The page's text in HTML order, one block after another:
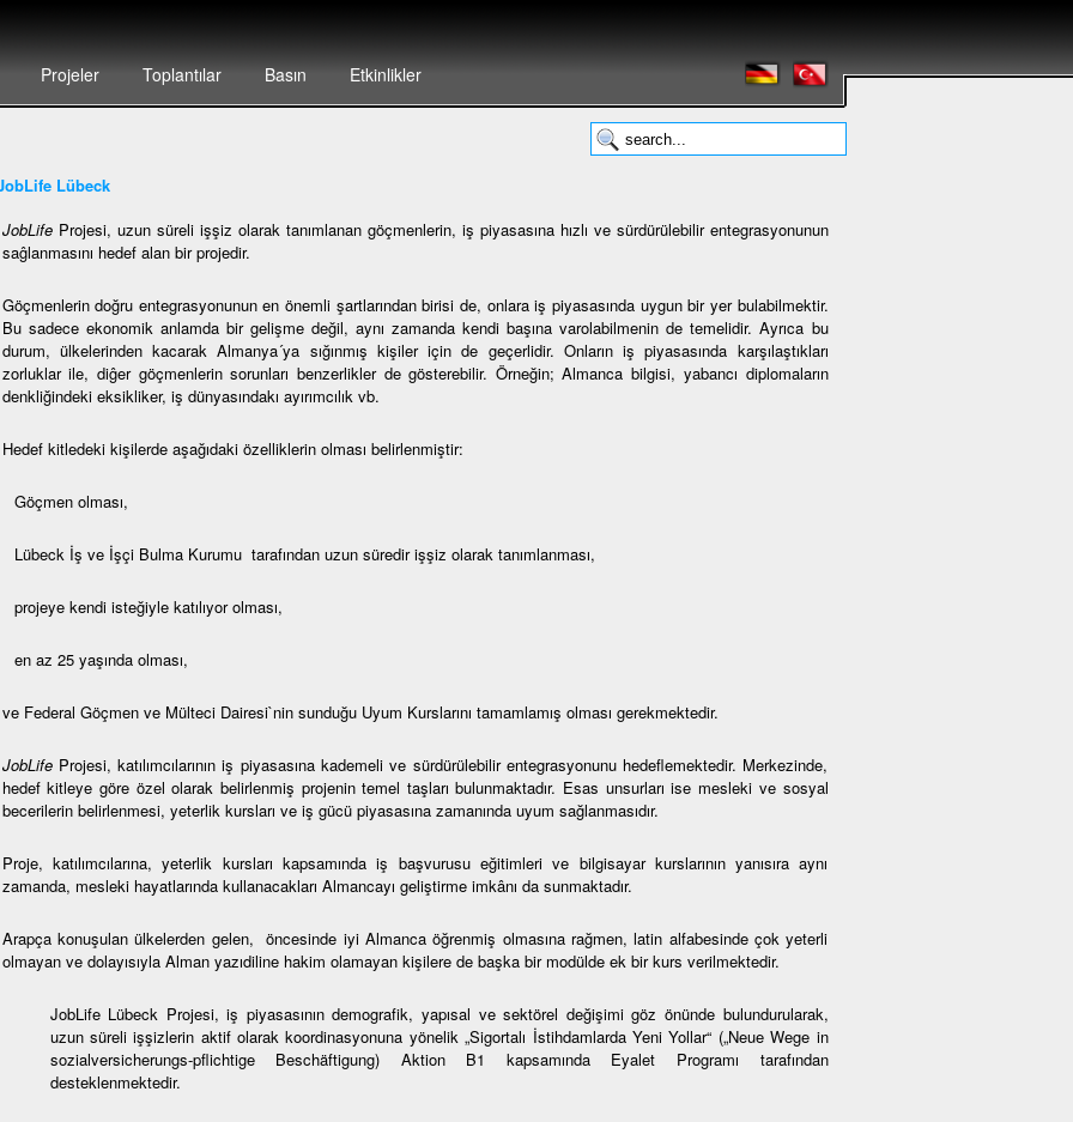
Projeler Toplantılar Basın Etkinlikler
Lübeck
JobLifeProjesi, uzun süreli işşiz olarak tanımlanan göçmenlerin, iş piyasasına hızlı ve sürdürülebilir entegrasyonunun
saĝlanmasını hedef alan bir projedir.
Göçmenlerin doğru entegrasyonunun en önemli şartlarından birisi de, onlara iş piyasasında uygun bir yer bulabilmektir.
Bu sadece ekonomik anlamda bir gelişme değil, aynı zamanda kendi başına varolabilmenin de temelidir. Ayrıca bu
durum, ülkelerinden kacarak Almanya´ya sığınmış kişiler için de geçerlidir. Onların iş piyasasında karşılaştıkları
zorluklar ile, diĝer göçmenlerin sorunları benzerlikler de gösterebilir. Örneğin; Almanca bilgisi, yabancı diplomaların
denkliğindeki eksikliker, iş dünyasındakı ayırımcılık vb.
Hedef kitledeki kişilerde aşağıdaki özelliklerin olması belirlenmiştir:
Göçmen olması,
Lübeck İş ve İşçi Bulma Kurumu tarafından uzun süredir işşiz olarak tanımlanması,
projeye kendi isteğiyle katılıyor olması,
en az 25 yaşında olması,
ve Federal Göçmen ve Mülteci Dairesi`nin sunduğu Uyum Kurslarını tamamlamış olması gerekmektedir.
JobLifeProjesi, katılımcılarının iş piyasasına kademeli ve sürdürülebilir entegrasyonunu hedeflemektedir. Merkezinde,
hedef kitleye göre özel olarak belirlenmiş projenin temel taşları bulunmaktadır. Esas unsurları ise mesleki ve sosyal
becerilerin belirlenmesi, yeterlik kursları ve iş gücü piyasasına zamanında uyum sağlanmasıdır.
Proje, katılımcılarına, yeterlik kursları kapsamında iş başvurusu eğitimleri ve bilgisayar kurslarının yanısıra aynı
zamanda, mesleki hayatlarında kullanacakları Almancayı geliştirme imkânı da sunmaktadır.
Arapça konuşulan ülkelerden gelen, öncesinde iyi Almanca öğrenmiş olmasına rağmen, latin alfabesinde çok yeterli
olmayan ve dolayısıyla Alman yazıdiline hakim olamayan kişilere de başka bir modülde ek bir kurs verilmektedir.
JobLife Lübeck Projesi, iş piyasasının demografik, yapısal ve sektörel değişimi göz önünde bulundurularak,
uzun süreli işşizlerin aktif olarak koordinasyonuna yönelik „Sigortalı İstihdamlarda Yeni Yollar“ („Neue Wege in
sozialversicherungs-pflichtige Beschäftigung) Aktion B1 kapsamında Eyalet Programı tarafından
desteklenmektedir.